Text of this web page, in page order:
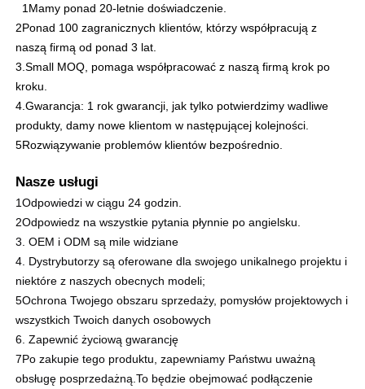
Ekran siatki LED
Wyświetlacz siatki LED
Przezroczysty ekran filmu LED
Latający dron z ekranem LED
holograficzny ekran LED
Ekran kratki LED
Przezroczysty ekran wyświetlacza
1Mamy ponad 20-letnie doświadczenie.
2Ponad 100 zagranicznych klientów, którzy współpracują z
naszą firmą od ponad 3 lat.
3.Small MOQ, pomaga współpracować z naszą firmą krok po
kroku.
4.Gwarancja: 1 rok gwarancji, jak tylko potwierdzimy wadliwe
produkty, damy nowe klientom w następującej kolejności.
5Rozwiązywanie problemów klientów bezpośrednio.
Nasze usługi
1Odpowiedzi w ciągu 24 godzin.
2Odpowiedz na wszystkie pytania płynnie po angielsku.
3. OEM i ODM są mile widziane
4. Dystrybutorzy są oferowane dla swojego unikalnego projektu i
niektóre z naszych obecnych modeli;
5Ochrona Twojego obszaru sprzedaży, pomysłów projektowych i
wszystkich Twoich danych osobowych
6. Zapewnić życiową gwarancję
7Po zakupie tego produktu, zapewniamy Państwu uważną
obsługę posprzedażną.To będzie obejmować podłączenie